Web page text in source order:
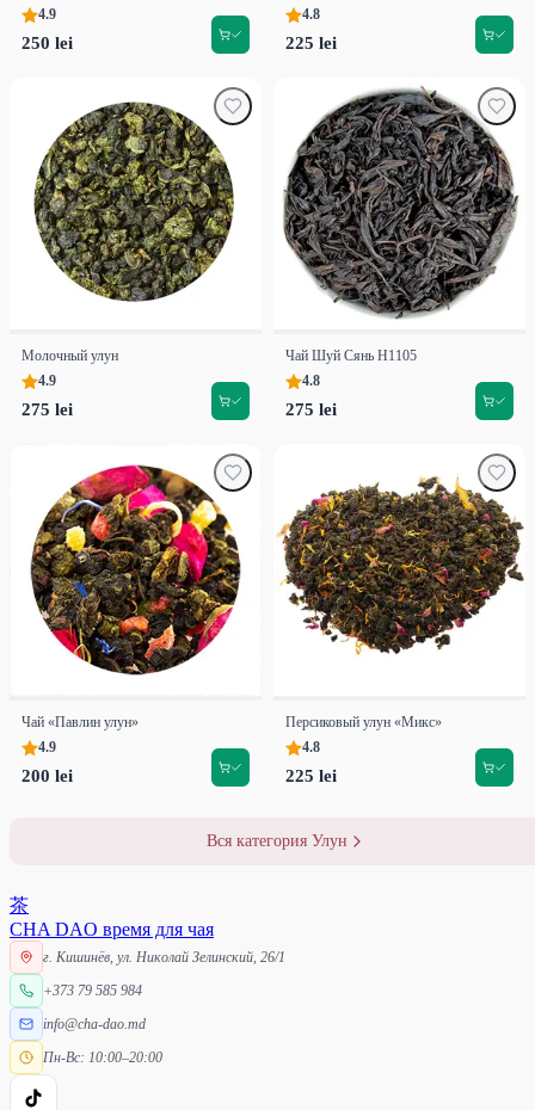
4.9
250 lei
4.8
225 lei
Молочный улун
4.9
275 lei
Чай Шуй Сянь H1105
4.8
275 lei
Чай «Павлин улун»
4.9
200 lei
Персиковый улун «Микс»
4.8
225 lei
Вся категория Улун
茶
CHA DAO время для чая
г. Кишинёв, ул. Николай Зелинский, 26/1
+373 79 585 984
info@cha-dao.md
Пн-Вс: 10:00–20:00